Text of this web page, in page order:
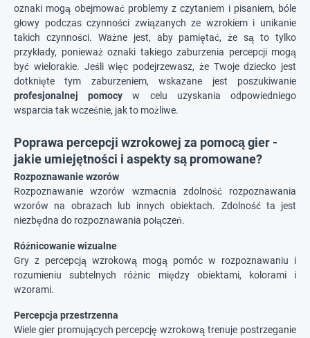
oznaki mogą obejmować problemy z czytaniem i pisaniem, bóle
głowy podczas czynności związanych ze wzrokiem i unikanie
takich czynności. Ważne jest, aby pamiętać, że są to tylko
przykłady, ponieważ oznaki takiego zaburzenia percepcji mogą
być wielorakie. Jeśli więc podejrzewasz, że Twoje dziecko jest
dotknięte tym zaburzeniem, wskazane jest poszukiwanie
profesjonalnej pomocy w celu uzyskania odpowiedniego
wsparcia tak wcześnie, jak to możliwe.
Poprawa percepcji wzrokowej za pomocą gier -
jakie umiejętności i aspekty są promowane?
Rozpoznawanie wzorów
Rozpoznawanie wzorów wzmacnia zdolność rozpoznawania
wzorów na obrazach lub innych obiektach. Zdolność ta jest
niezbędna do rozpoznawania połączeń.
Różnicowanie wizualne
Gry z percepcją wzrokową mogą pomóc w rozpoznawaniu i
rozumieniu subtelnych różnic między obiektami, kolorami i
wzorami.
Percepcja przestrzenna
Wiele gier promujących percepcję wzrokową trenuje postrzeganie